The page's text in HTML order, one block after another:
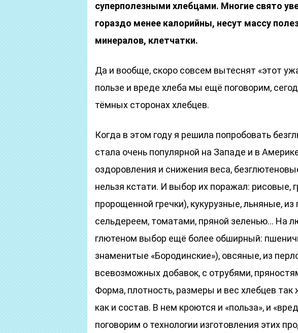
суперполезными хлебцами. Многие свято
гораздо менее калорийны, несут массу
минералов, клетчатки.
Да и вообще, скоро совсем вытеснят «этот
пользе и вреде хлеба мы ещё поговорим,
тёмных сторонах хлебцев.
Когда в этом году я решила попробовать
стала очень популярной на Западе и в
оздоровления и снижения веса,
нельзя кстати. И выбор их поражал: рисовые,
пророщенной гречки), кукурузные, льняные,
сельдереем, томатами, пряной зеленью… На
глютеном выбор ещё более обширный:
знаменитые «Бородинские»), овсяные, из
всевозможных добавок, с отрубями,
Форма, плотность, размеры и вес хлебцев
как и состав. В нем кроются и «польза», и
поговорим о технологии изготовления этих